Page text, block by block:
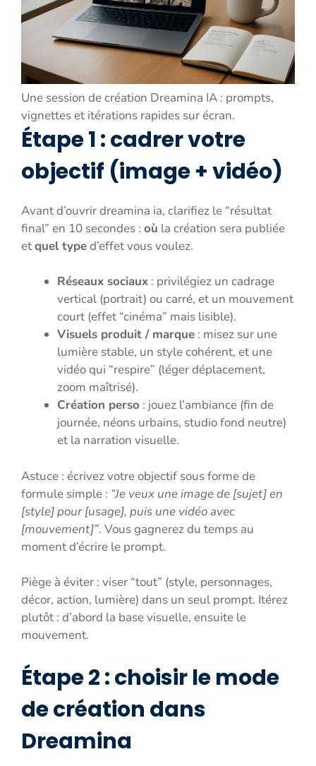
Une session de création Dreamina IA : prompts,
vignettes et itérations rapides sur écran.
Étape 1 : cadrer votre
objectif (image + vidéo)
Avant d’ouvrir dreamina ia, clarifiez le “résultat
final” en 10 secondes : où la création sera publiée
etquel typed’effet vous voulez.
Réseaux sociaux : privilégiez un cadrage
vertical (portrait) ou carré, et un mouvement
court (effet “cinéma” mais lisible).
Visuels produit / marque : misez sur une
lumière stable, un style cohérent, et une
vidéo qui “respire” (léger déplacement,
zoom maîtrisé).
Création perso : jouez l’ambiance (fin de
journée, néons urbains, studio fond neutre)
et la narration visuelle.
Astuce : écrivez votre objectif sous forme de
formule simple : “Je veux une image de [sujet] en
[style] pour [usage], puis une vidéo avec
[mouvement]”. Vous gagnerez du temps au
moment d’écrire le prompt.
Piège à éviter : viser “tout” (style, personnages,
décor, action, lumière) dans un seul prompt. Itérez
plutôt : d’abord la base visuelle, ensuite le
mouvement.
Étape 2 : choisir le mode
de création dans
Dreamina